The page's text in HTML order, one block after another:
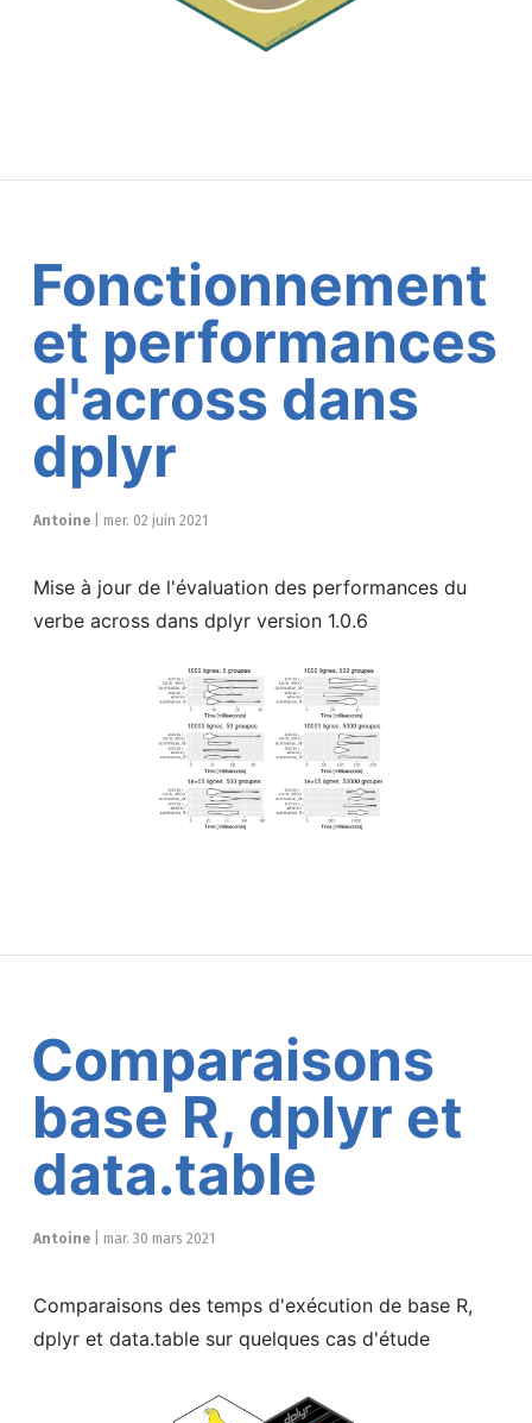
Fonctionnement
et performances
d'across dans
dplyr
Antoine mer. 02 juin 2021
Mise à jour de l'évaluation des performances du
verbe across dans dplyr version 1.0.6
Comparaisons
base R, dplyr et
data.table
Antoine mar. 30 mars 2021
Comparaisons des temps d'exécution de base R,
dplyr et data.table sur quelques cas d'étude